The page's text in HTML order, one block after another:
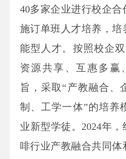
40多家企业进行校企
施订单班人才培养，培
能型人才。按照校企双
资源共享、互惠多赢
旨，采取“产教融合、
制、工学一体”的培养
业新型学徒。2024年
啡行业产教融合共同体